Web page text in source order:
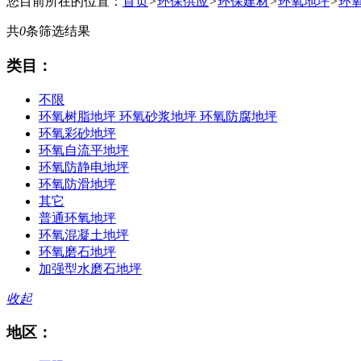
共0条筛选结果
类目：
不限
环氧树脂地坪 环氧砂浆地坪 环氧防腐地坪
环氧彩砂地坪
环氧自流平地坪
环氧防静电地坪
环氧防滑地坪
其它
普通环氧地坪
环氧混凝土地坪
环氧磨石地坪
加强型水磨石地坪
收起
地区：